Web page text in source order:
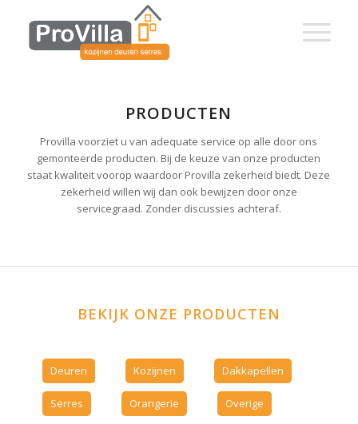
PRODUCTEN
Provilla voorziet u van adequate service op alle door ons
gemonteerde producten. Bij de keuze van onze producten
staat kwaliteit voorop waardoor Provilla zekerheid biedt. Deze
zekerheid willen wij dan ook bewijzen door onze
servicegraad. Zonder discussies achteraf.
BEKIJK ONZE PRODUCTEN
Deuren Kozijnen Dakkapellen
Serres Orangerie Overige